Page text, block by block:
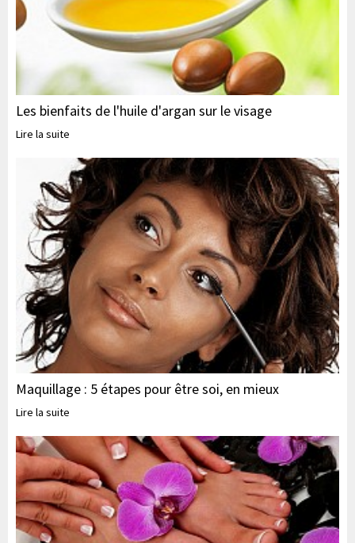
Les bienfaits de l'huile d'argan sur le visage
Lire la suite
Maquillage : 5 étapes pour être soi, en mieux
Lire la suite